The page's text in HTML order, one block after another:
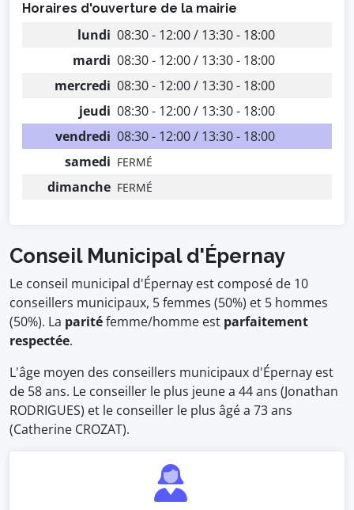
Horaires d'ouverture de la mairie
lundi 08:30 - 12:00 / 13:30 - 18:00
mardi 08:30 - 12:00 / 13:30 - 18:00
mercredi 08:30 - 12:00 / 13:30 - 18:00
jeudi 08:30 - 12:00 / 13:30 - 18:00
vendredi 08:30 - 12:00 / 13:30 - 18:00
samedi FERMÉ
dimanche FERMÉ
Conseil Municipal d'Épernay
Le conseil municipal d'Épernay est composé de 10
conseillers municipaux, 5 femmes (50%) et 5 hommes
(50%). La paritéfemme/homme est parfaitement
respectée.
L'âge moyen des conseillers municipaux d'Épernay est
de 58 ans. Le conseiller le plus jeune a 44 ans (Jonathan
RODRIGUES) et le conseiller le plus âgé a 73 ans
(Catherine CROZAT).